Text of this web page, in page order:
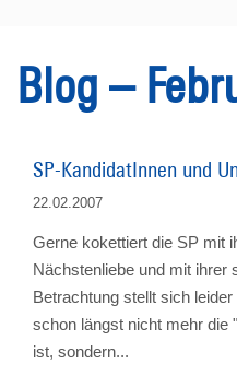
Blog –
SP-KandidatInnen und
22.02.2007
Gerne kokettiert die SP mit
Nächstenliebe und mit ihrer
Betrachtung stellt sich
schon längst nicht mehr die
ist, sondern...